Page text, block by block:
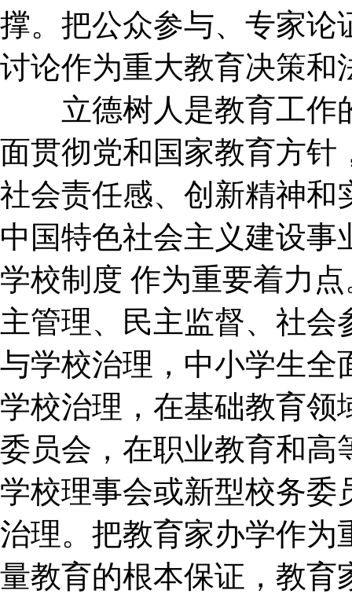
撑。把公众参与、专家论
讨论作为重大教育决策和
立德树人是教育工作
面贯彻党和国家教育方针
社会责任感、创新精神和
中国特色社会主义建设
学校制度 作为重要着力
主管理、民主监督、社
与学校治理，中小学生全
学校治理，在基础教育领
委员会，在职业教育和高
学校理事会或新型校务委
治理。把教育家办学作为
量教育的根本保证，教育